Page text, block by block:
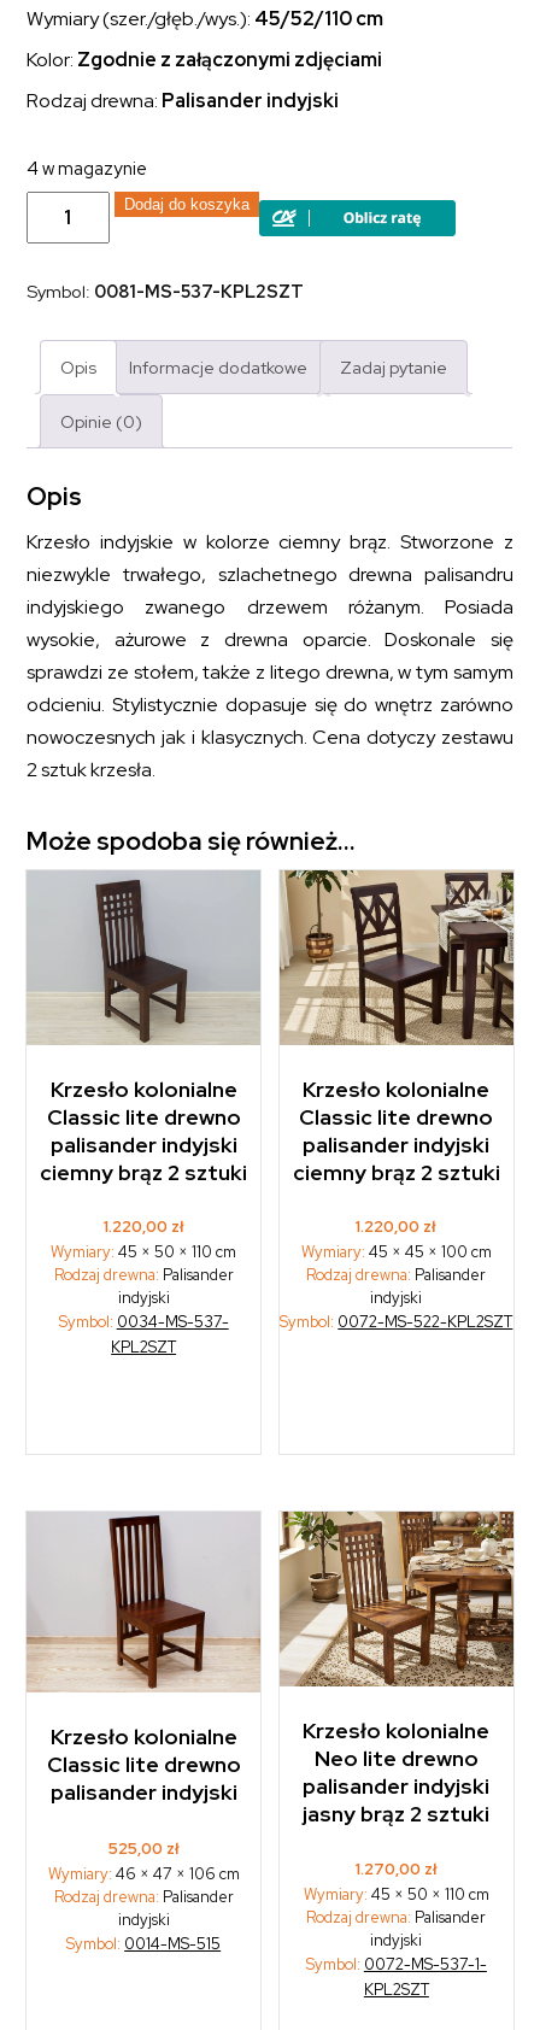
Wymiary (szer./głęb./wys.): 45/52/110 cm
Kolor: Zgodnie z załączonymi zdjęciami
Rodzaj drewna: Palisander indyjski
4 w magazynie
ilość
Krzesło
kolonialne
drewno
indyjski
brąz
2
sztuki
Dodaj do koszyka
Symbol: 0081-MS-537-KPL2SZT
Opis Informacje dodatkowe Zadaj pytanie
Opinie (0)
Opis
Krzesło indyjskie w kolorze ciemny brąz. Stworzone z
niezwykle trwałego, szlachetnego drewna palisandru
indyjskiego zwanego drzewem różanym. Posiada
wysokie, ażurowe z drewna oparcie. Doskonale się
sprawdzi ze stołem, także z litego drewna, w tym samym
odcieniu. Stylistycznie dopasuje się do wnętrz zarówno
nowoczesnych jak i klasycznych. Cena dotyczy zestawu
2 sztuk krzesła.
Może spodoba się również…
Krzesło kolonialne
Classic lite drewno
palisander indyjski
ciemny brąz 2 sztuki
1.220,00 zł
Wymiary:45 × 50 × 110 cm
Rodzaj drewna: Palisander
indyjski
Symbol: 0034-MS-537-
KPL2SZT
Krzesło kolonialne
Classic lite drewno
palisander indyjski
ciemny brąz 2 sztuki
1.220,00 zł
Wymiary: 45 × 45 × 100 cm
Rodzaj drewna: Palisander
indyjski
Symbol: 0072-MS-522-KPL2SZT
Krzesło kolonialne
Classic lite drewno
palisander indyjski
525,00 zł
Wymiary: 46 × 47 × 106 cm
Rodzaj drewna: Palisander
indyjski
Symbol: 0014-MS-515
Krzesło kolonialne
Neo lite drewno
palisander indyjski
jasny brąz 2 sztuki
1.270,00 zł
Wymiary: 45 × 50 × 110 cm
Rodzaj drewna: Palisander
indyjski
Symbol: 0072-MS-537-1-
KPL2SZT